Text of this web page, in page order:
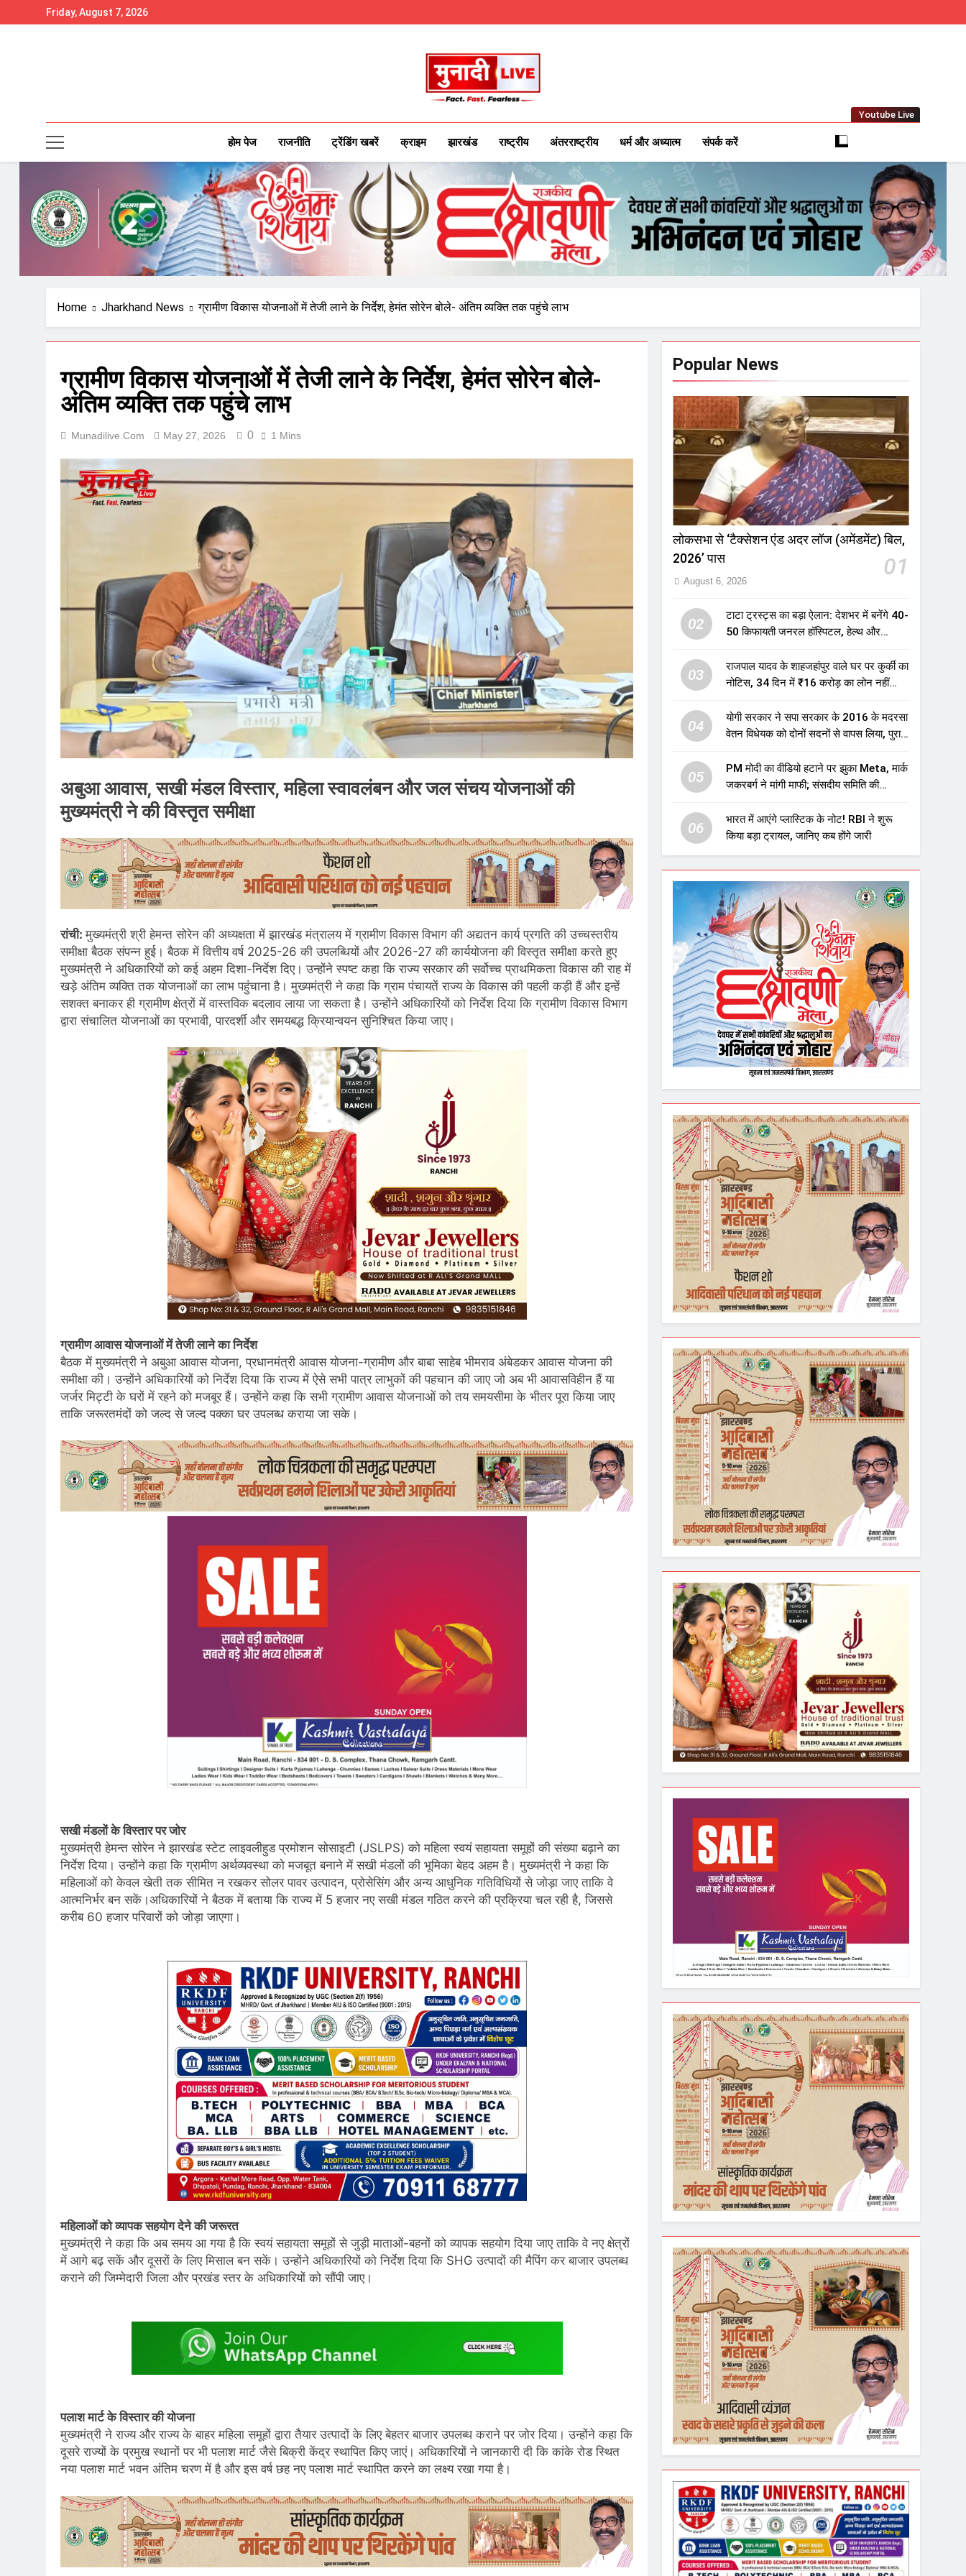
to
Friday, August 7, 2026
Munadilive.com
Munadi Live – Jharkhand's Leading Local News Network
Youtube Live
होम पेज राजनीति ट्रेंडिंग खबरें क्राइम झारखंड राष्ट्रीय अंतरराष्ट्रीय धर्म और अध्यात्म संपर्क करें
Home Jharkhand News ग्रामीण विकास योजनाओं में तेजी लाने के निर्देश, हेमंत सोरेन बोले- अंतिम व्यक्ति तक पहुंचे लाभ
ग्रामीण विकास योजनाओं में तेजी लाने के निर्देश, हेमंत सोरेन बोले-
अंतिम व्यक्ति तक पहुंचे लाभ
Munadilive.com May 27, 2026 0 1 Mins
अबुआ आवास, सखी मंडल विस्तार, महिला स्वावलंबन और जल संचय योजनाओं की
मुख्यमंत्री ने की विस्तृत समीक्षा
रांची:मुख्यमंत्री श्री हेमन्त सोरेन की अध्यक्षता में झारखंड मंत्रालय में ग्रामीण विकास विभाग की अद्यतन कार्य प्रगति की उच्चस्तरीय
समीक्षा बैठक संपन्न हुई। बैठक में वित्तीय वर्ष 2025-26 की उपलब्धियों और 2026-27 की कार्ययोजना की विस्तृत समीक्षा करते हुए
मुख्यमंत्री ने अधिकारियों को कई अहम दिशा-निर्देश दिए। उन्होंने स्पष्ट कहा कि राज्य सरकार की सर्वोच्च प्राथमिकता विकास की राह में
खड़े अंतिम व्यक्ति तक योजनाओं का लाभ पहुंचाना है। मुख्यमंत्री ने कहा कि ग्राम पंचायतें राज्य के विकास की पहली कड़ी हैं और इन्हें
सशक्त बनाकर ही ग्रामीण क्षेत्रों में वास्तविक बदलाव लाया जा सकता है। उन्होंने अधिकारियों को निर्देश दिया कि ग्रामीण विकास विभाग
द्वारा संचालित योजनाओं का प्रभावी, पारदर्शी और समयबद्ध क्रियान्वयन सुनिश्चित किया जाए।
ग्रामीण आवास योजनाओं में तेजी लाने का निर्देश
बैठक में मुख्यमंत्री ने अबुआ आवास योजना, प्रधानमंत्री आवास योजना-ग्रामीण और बाबा साहेब भीमराव अंबेडकर आवास योजना की
समीक्षा की। उन्होंने अधिकारियों को निर्देश दिया कि राज्य में ऐसे सभी पात्र लाभुकों की पहचान की जाए जो अब भी आवासविहीन हैं या
जर्जर मिट्टी के घरों में रहने को मजबूर हैं। उन्होंने कहा कि सभी ग्रामीण आवास योजनाओं को तय समयसीमा के भीतर पूरा किया जाए
ताकि जरूरतमंदों को जल्द से जल्द पक्का घर उपलब्ध कराया जा सके।
सखी मंडलों के विस्तार पर जोर
मुख्यमंत्री हेमन्त सोरेन ने झारखंड स्टेट लाइवलीहुड प्रमोशन सोसाइटी (JSLPS) को महिला स्वयं सहायता समूहों की संख्या बढ़ाने का
निर्देश दिया। उन्होंने कहा कि ग्रामीण अर्थव्यवस्था को मजबूत बनाने में सखी मंडलों की भूमिका बेहद अहम है। मुख्यमंत्री ने कहा कि
महिलाओं को केवल खेती तक सीमित न रखकर सोलर पावर उत्पादन, प्रोसेसिंग और अन्य आधुनिक गतिविधियों से जोड़ा जाए ताकि वे
आत्मनिर्भर बन सकें।अधिकारियों ने बैठक में बताया कि राज्य में 5 हजार नए सखी मंडल गठित करने की प्रक्रिया चल रही है, जिससे
करीब 60 हजार परिवारों को जोड़ा जाएगा।
महिलाओं को व्यापक सहयोग देने की जरूरत
मुख्यमंत्री ने कहा कि अब समय आ गया है कि स्वयं सहायता समूहों से जुड़ी माताओं-बहनों को व्यापक सहयोग दिया जाए ताकि वे नए क्षेत्रों
में आगे बढ़ सकें और दूसरों के लिए मिसाल बन सकें। उन्होंने अधिकारियों को निर्देश दिया कि SHG उत्पादों की मैपिंग कर बाजार उपलब्ध
कराने की जिम्मेदारी जिला और प्रखंड स्तर के अधिकारियों को सौंपी जाए।
पलाश मार्ट के विस्तार की योजना
मुख्यमंत्री ने राज्य और राज्य के बाहर महिला समूहों द्वारा तैयार उत्पादों के लिए बेहतर बाजार उपलब्ध कराने पर जोर दिया। उन्होंने कहा कि
दूसरे राज्यों के प्रमुख स्थानों पर भी पलाश मार्ट जैसे बिक्री केंद्र स्थापित किए जाएं। अधिकारियों ने जानकारी दी कि कांके रोड स्थित
नया पलाश मार्ट भवन अंतिम चरण में है और इस वर्ष छह नए पलाश मार्ट स्थापित करने का लक्ष्य रखा गया है।
Popular News
लोकसभा से ‘टैक्सेशन एंड अदर लॉज (अमेंडमेंट) बिल,
2026’ पास
01
August 6, 2026
02
टाटा ट्रस्ट्स का बड़ा ऐलान: देशभर में बनेंगे 40-
50 किफायती जनरल हॉस्पिटल, हेल्थ और
03
राजपाल यादव के शाहजहांपुर वाले घर पर कुर्की का
नोटिस, 34 दिन में ₹16 करोड़ का लोन नहीं
04
योगी सरकार ने सपा सरकार के 2016 के मदरसा
वेतन विधेयक को दोनों सदनों से वापस लिया, पुराने
उठाए सवाल
05
PM मोदी का वीडियो हटाने पर झुका Meta, मार्क
जकरबर्ग ने मांगी माफी; संसदीय समिति की
06
भारत में आएंगे प्लास्टिक के नोट! RBI ने शुरू
किया बड़ा ट्रायल, जानिए कब होंगे जारी